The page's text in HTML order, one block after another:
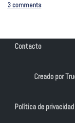
3 comments
Contacto
Creado por
Política de privacidad